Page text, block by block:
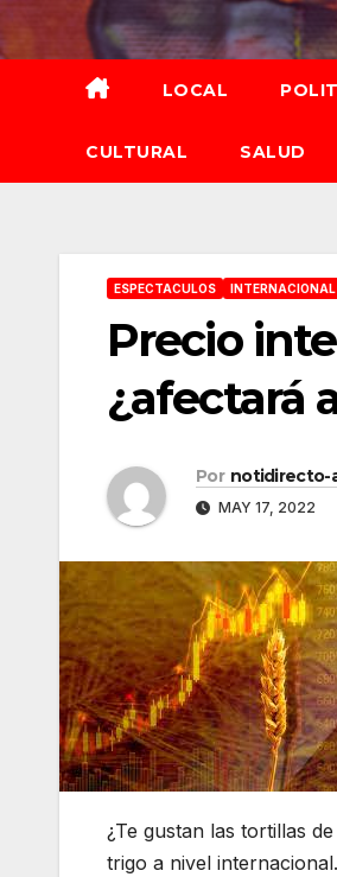
al
contenido
LOCAL
CULTURAL SALUD
ESPECTACULOS INTERNACIONAL
Precio
¿afectará
Por notidirecto-
MAY 17, 2022
¿Te gustan las tortillas
trigo a nivel internacional.